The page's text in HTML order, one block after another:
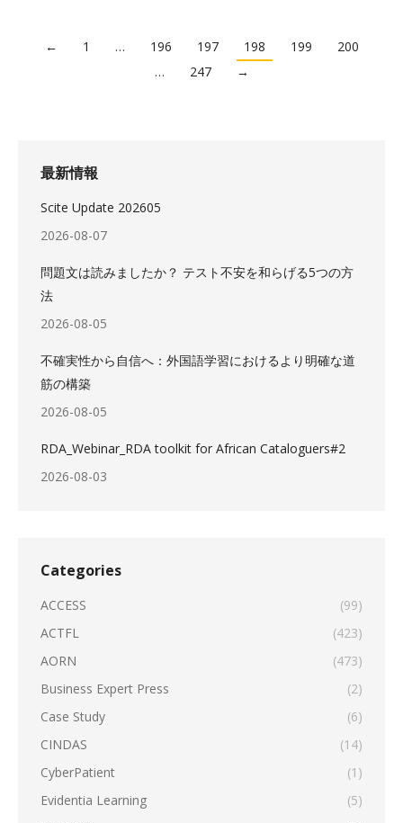
← 1 … 196 197 198 199
200
…
247 →
最新情報
Scite Update 202605
2026-08-07
問題文は読みましたか？ テスト不安を和らげる5つの方
法
2026-08-05
不確実性から自信へ：外国語学習におけるより明確な道
筋の構築
2026-08-05
RDA_Webinar_RDA toolkit for African Cataloguers#2
2026-08-03
Categories
ACCESS
(99)
ACTFL
(423)
AORN
(473)
Business Expert Press
(2)
Case Study
(6)
CINDAS
(14)
CyberPatient
(1)
Evidentia Learning
(5)